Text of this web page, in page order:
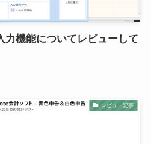
力機能についてレビューして
レビュー記事